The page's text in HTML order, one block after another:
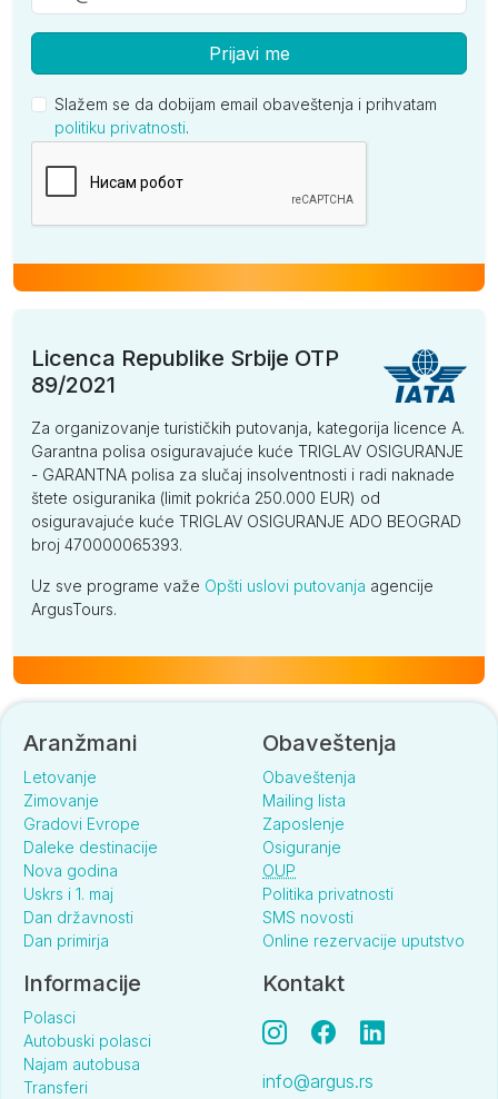
Prijavi me
Slažem se da dobijam email obaveštenja i prihvatam
politiku privatnosti.
Licenca Republike Srbije OTP
89/2021
Za organizovanje turističkih putovanja, kategorija licence A.
Garantna polisa osiguravajuće kuće TRIGLAV OSIGURANJE
- GARANTNA polisa za slučaj insolventnosti i radi naknade
štete osiguranika (limit pokrića 250.000 EUR) od
osiguravajuće kuće TRIGLAV OSIGURANJE ADO BEOGRAD
broj 470000065393.
Uz sve programe važe Opšti uslovi putovanja agencije
ArgusTours.
Aranžmani
Letovanje
Zimovanje
Gradovi Evrope
Daleke destinacije
Nova godina
Uskrs i 1. maj
Dan državnosti
Dan primirja
Obaveštenja
Obaveštenja
Mailing lista
Zaposlenje
Osiguranje
OUP
Politika privatnosti
SMS novosti
Online rezervacije uputstvo
Informacije
Polasci
Autobuski polasci
Najam autobusa
Transferi
Kontakt
info@argus.rs